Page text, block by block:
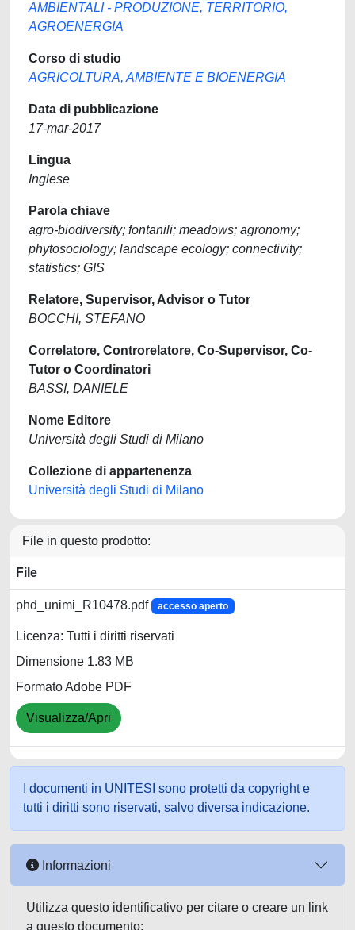
AMBIENTALI - PRODUZIONE, TERRITORIO,
AGROENERGIA
Corso di studio
AGRICOLTURA, AMBIENTE E BIOENERGIA
Data di pubblicazione
17-mar-2017
Lingua
Inglese
Parola chiave
agro-biodiversity; fontanili; meadows; agronomy;
phytosociology; landscape ecology; connectivity;
statistics; GIS
Relatore, Supervisor, Advisor o Tutor
BOCCHI, STEFANO
Correlatore, Controrelatore, Co-Supervisor, Co-
Tutor o Coordinatori
BASSI, DANIELE
Nome Editore
Università degli Studi di Milano
Collezione di appartenenza
Università degli Studi di Milano
File in questo prodotto:
File
phd_unimi_R10478.pdf accesso aperto
Licenza: Tutti i diritti riservati
Dimensione 1.83 MB
Formato Adobe PDF
Visualizza/Apri
I documenti in UNITESI sono protetti da copyright e
tutti i diritti sono riservati, salvo diversa indicazione.
Informazioni
Utilizza questo identificativo per citare o creare un link
a questo documento: